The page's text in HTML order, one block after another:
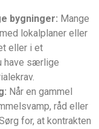
bygninger: Mange
lokalplaner eller
eller i et
have særlige
Når en gammel
råd eller
for, at kontrakten